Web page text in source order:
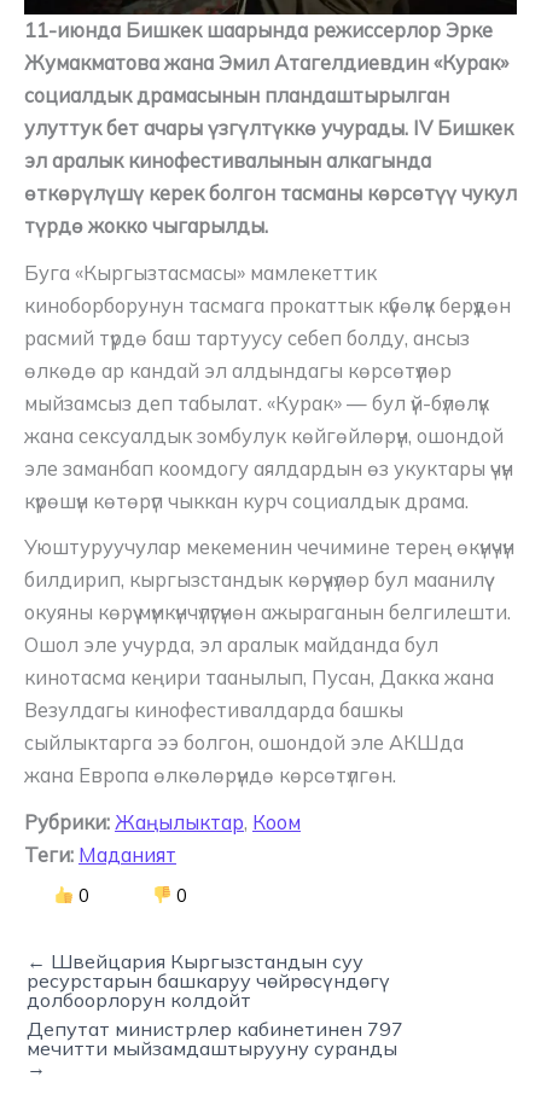
11-июнда Бишкек шаарында режиссерлор Эрке
Жумакматова жана Эмил Атагелдиевдин «Курак»
социалдык драмасынын пландаштырылган
улуттук бет ачары үзгүлтүккө учурады. IV Бишкек
эл аралык кинофестивалынын алкагында
өткөрүлүшү керек болгон тасманы көрсөтүү чукул
түрдө жокко чыгарылды.
Буга «Кыргызтасмасы» мамлекеттик
киноборборунун тасмага прокаттык күбөлүк берүүдөн
расмий түрдө баш тартуусу себеп болду, ансыз
өлкөдө ар кандай эл алдындагы көрсөтүүлөр
мыйзамсыз деп табылат. «Курак» — бул үй-бүлөлүк
жана сексуалдык зомбулук көйгөйлөрүн, ошондой
эле заманбап коомдогу аялдардын өз укуктары үчүн
күрөшүн көтөрүп чыккан курч социалдык драма.
Уюштуруучулар мекеменин чечимине терең өкүнүчүн
билдирип, кыргызстандык көрүүчүлөр бул маанилүү
окуяны көрүү мүмкүнчүлүгүнөн ажыраганын белгилешти.
Ошол эле учурда, эл аралык майданда бул
кинотасма кеңири таанылып, Пусан, Дакка жана
Везулдагы кинофестивалдарда башкы
сыйлыктарга ээ болгон, ошондой эле АКШда
жана Европа өлкөлөрүндө көрсөтүлгөн.
Рубрики: Жаңылыктар, Коом
Теги: Маданият
0 0
← Швейцария Кыргызстандын суу
ресурстарын башкаруу чөйрөсүндөгү
долбоорлорун колдойт
Депутат министрлер кабинетинен 797
мечитти мыйзамдаштырууну суранды
→